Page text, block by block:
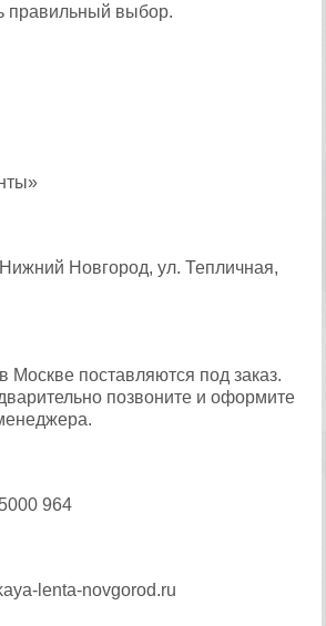
правильный выбор.
Нижний Новгород, ул. Тепличная,
Москве поставляются под заказ.
позвоните и оформите
964
lenta-novgorod.ru